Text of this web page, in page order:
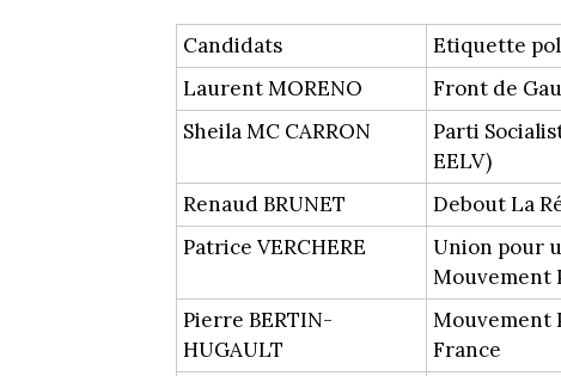
Candidats Etiquette
Laurent MORENO
Front de
Sheila MC CARRON
Parti
EELV)
Renaud BRUNET Debout La
Patrice VERCHERE
Union pour
Mouvement
Pierre BERTIN-
HUGAULT
Mouvement
France